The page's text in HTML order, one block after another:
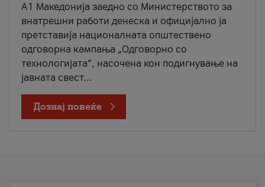
A1 Македонија заедно со Министерството за
внатрешни работи денеска и официјално ја
претставија националната општествено
одговорна кампања „Одговорно со
технологијата“, насочена кон подигнување на
јавната свест...
Дознај повеќе